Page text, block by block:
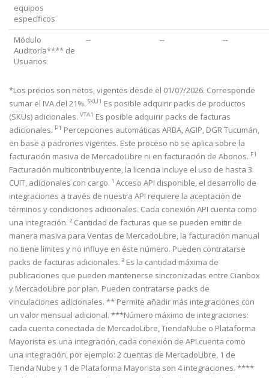
equipos
específicos
Módulo
Auditoría**** de
Usuarios
-- -- --
*Los precios son netos, vigentes desde el 01/07/2026. Corresponde
sumar el IVA del 21%. SKU1 Es posible adquirir packs de productos
(SKUs) adicionales. VTA1 Es posible adquirir packs de facturas
adicionales. P1 Percepciones automáticas ARBA, AGIP, DGR Tucumán,
en base a padrones vigentes. Este proceso no se aplica sobre la
facturación masiva de MercadoLibre ni en facturación de Abonos. F1
Facturación multicontribuyente, la licencia incluye el uso de hasta 3
CUIT, adicionales con cargo. ¹ Acceso API disponible, el desarrollo de
integraciones a través de nuestra API requiere la aceptación de
términos y condiciones adicionales. Cada conexión API cuenta como
una integración. ² Cantidad de facturas que se pueden emitir de
manera masiva para Ventas de MercadoLibre, la facturación manual
no tiene límites y no influye en éste número. Pueden contratarse
packs de facturas adicionales. ³ Es la cantidad máxima de
publicaciones que pueden mantenerse sincronizadas entre Cianbox
y MercadoLibre por plan. Pueden contratarse packs de
vinculaciones adicionales. ** Permite añadir más integraciones con
un valor mensual adicional. ***Número máximo de integraciones:
cada cuenta conectada de MercadoLibre, TiendaNube o Plataforma
Mayorista es una integración, cada conexión de API cuenta como
una integración, por ejemplo: 2 cuentas de MercadoLibre, 1 de
Tienda Nube y 1 de Plataforma Mayorista son 4 integraciones. ****